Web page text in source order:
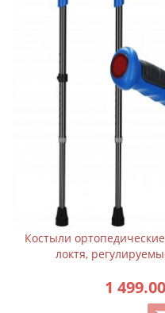
Костыли
локтя,
1